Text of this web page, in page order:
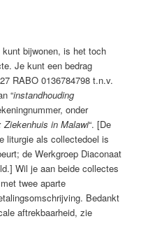
bijwonen, is het toch
Je kunt een bedrag
RABO 0136784798 t.n.v.
“instandhouding
onder
in Malawi“. [De
liturgie als collectedoel is
de Werkgroep Diaconaat
Wil je aan beide collectes
twee aparte
Bedankt
aftrekbaarheid, zie